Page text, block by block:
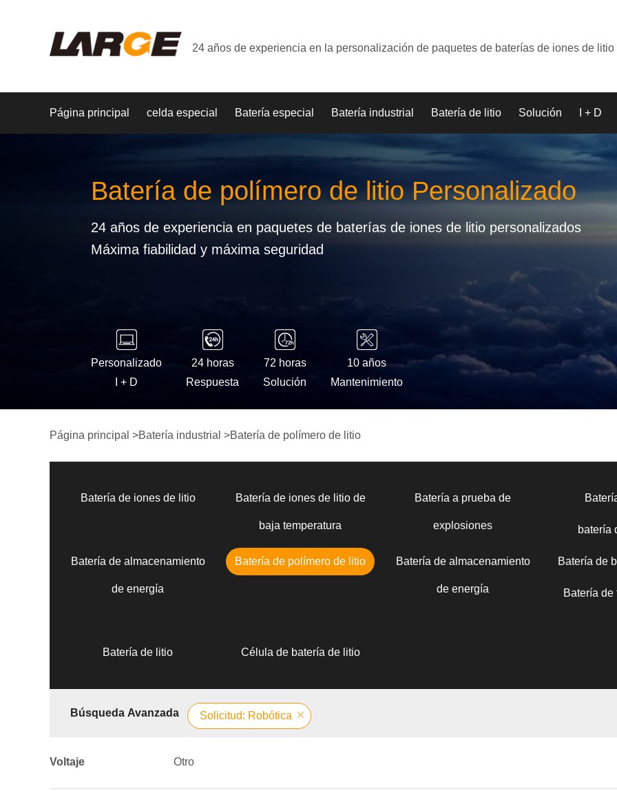
24 años de experiencia en la personalización de paquetes de baterías de iones de litio
Página principal celda especial Batería especial Batería industrial Batería de litio Solución I + D
Batería de polímero de litio Personalizado
24 años de experiencia en paquetes de baterías de iones de litio personalizados
Máxima fiabilidad y máxima seguridad
Personalizado
I + D
24 horas
Respuesta
72 horas
Solución
10 años
Mantenimiento
Página principal >Batería industrial >Batería de polímero de litio
Batería de iones de litio Batería de iones de litio de
baja temperatura
Batería a prueba de
explosiones batería
Batería de almacenamiento
de energía
Batería de polímero de litio Batería de almacenamiento
de energía
Batería de
Batería
Batería de litio Célula de batería de litio
Búsqueda Avanzada Solicitud: Robótica
Voltaje Otro